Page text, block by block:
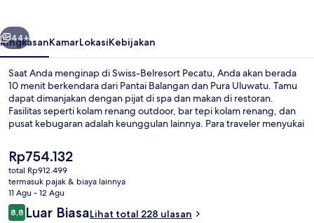
Berikutnya
44+
RingkasanKamarLokasiKebijakan
Saat Anda menginap di Swiss-Belresort Pecatu, Anda akan berada
10 menit berkendara dari Pantai Balangan dan Pura Uluwatu. Tamu
dapat dimanjakan dengan pijat di spa dan makan di restoran.
Fasilitas seperti kolam renang outdoor, bar tepi kolam renang, dan
pusat kebugaran adalah keunggulan lainnya. Para traveler menyukai
Harga
saat
ini
Rp754.132
Rp754.132
total Rp912.499
termasuk pajak & biaya lainnya
11 Agu - 12 Agu
Ulasan
8,88,8 dari 10
Luar BiasaLihat total 228 ulasan